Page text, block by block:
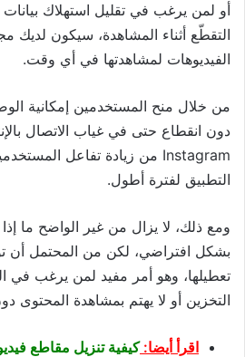
أو لمن يرغب في تقليل استهلاك
التقطّع أثناء المشاهدة، سيكون لديك
الفيديوهات لمشاهدتها في أي وقت.
من خلال منح المستخدمين إمكانية
دون انقطاع حتى في غياب الاتصال
Instagram من زيادة تفاعل
التطبيق لفترة أطول.
ومع ذلك، لا يزال من غير الواضح ما
بشكل افتراضي، لكن من المحتمل أن
تعطيلها، وهو أمر مفيد لمن يرغب
التخزين أو لا يهتم بمشاهدة المحتوى
اقرأ أيضا:كيفية تنزيل مقاطع